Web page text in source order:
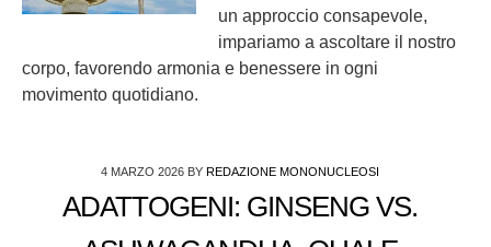
un approccio consapevole,
impariamo a ascoltare il nostro
corpo, favorendo armonia e benessere in ogni
movimento quotidiano.
4 MARZO 2026 BY REDAZIONE MONONUCLEOSI
ADATTOGENI: GINSENG VS.